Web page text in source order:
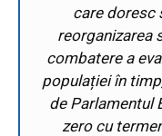
care doresc
reorganizarea
combatere a
populației în
de Parlamentul
zero cu